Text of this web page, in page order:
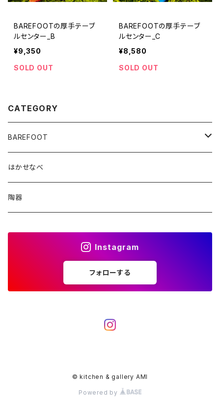
BAREFOOTの厚手テーブ
ルセンター_B
¥9,350
SOLD OUT
BAREFOOTの厚手テーブ
ルセンター_C
¥8,580
SOLD OUT
CATEGORY
BAREFOOT
ポーチ
ぞうさんポーチ
TOY
はかせなべ
陶器
Instagram
フォローする
© kitchen & gallery AMI
Powered by